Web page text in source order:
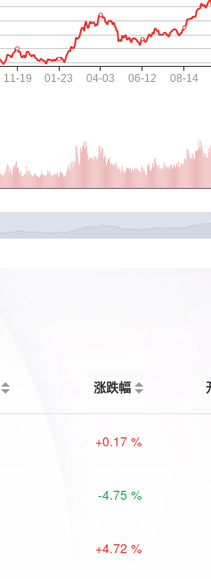
涨跌幅
+0.17 %
-4.75 %
+4.72 %